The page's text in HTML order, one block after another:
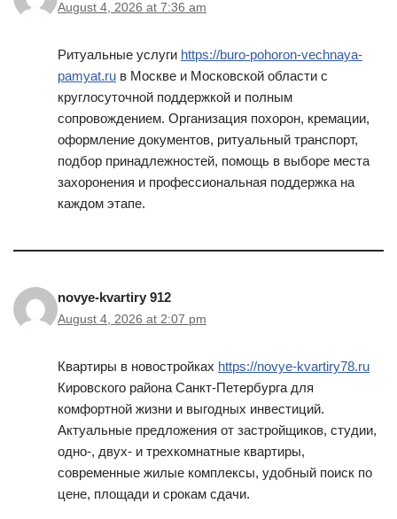
August 4, 2026 at 7:36 am
Ритуальные услуги https://buro-pohoron-vechnaya-
pamyat.ru в Москве и Московской области с
круглосуточной поддержкой и полным
сопровождением. Организация похорон, кремации,
оформление документов, ритуальный транспорт,
подбор принадлежностей, помощь в выборе места
захоронения и профессиональная поддержка на
каждом этапе.
novye-kvartiry 912
August 4, 2026 at 2:07 pm
Квартиры в новостройках https://novye-kvartiry78.ru
Кировского района Санкт-Петербурга для
комфортной жизни и выгодных инвестиций.
Актуальные предложения от застройщиков, студии,
одно-, двух- и трехкомнатные квартиры,
современные жилые комплексы, удобный поиск по
цене, площади и срокам сдачи.